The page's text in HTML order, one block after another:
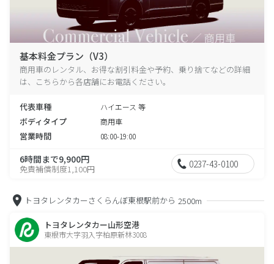
基本料金プラン（V3）
商用車のレンタル、お得な割引料金や予約、乗り捨てなどの詳細
は、こちらから各店舗にお電話ください。
代表車種 ハイエース 等
ボディタイプ 商用車
営業時間 08:00-19:00
6時間まで9,900円
免責補償制度1,100円 0237-43-0100
トヨタレンタカーさくらんぼ東根駅前から 2500m
トヨタレンタカー山形空港
東根市大字羽入字柏原新林3008